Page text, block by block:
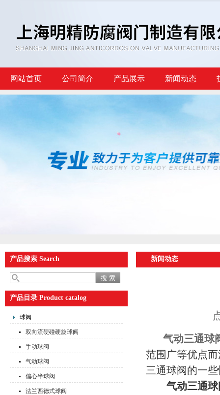
网站首页 公司简介 产品展示 新闻动态
产品搜索 Search
产品目录 Product catalog
球阀
双向流硬碰硬旋球阀
手动球阀
气动球阀
偏心半球阀
法兰西德式球阀
新闻动态
气动三通球
范围广等优点
三通球阀的一
气动三通